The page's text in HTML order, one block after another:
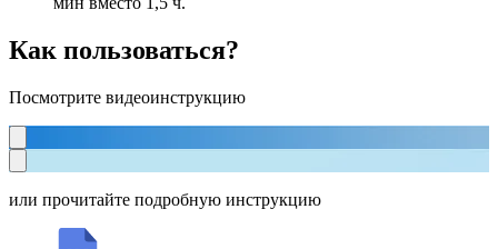
Как пользоваться?
Посмотрите видеоинструкцию
или прочитайте подробную инструкцию